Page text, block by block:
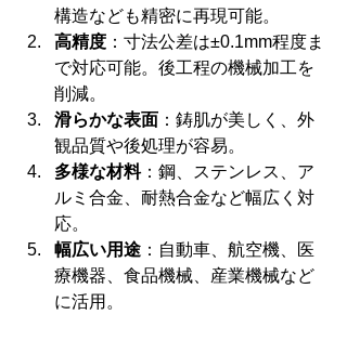
構造なども精密に再現可能。
高精度 ：寸法公差は±0.1mm程度ま
で対応可能。後工程の機械加工を
削減。
滑らかな表面 ：鋳肌が美しく、外
観品質や後処理が容易。
多様な材料：鋼、ステンレス、ア
ルミ合金、耐熱合金など幅広く対
応。
幅広い用途 ：自動車、航空機、医
療機器、食品機械、産業機械など
に活用。